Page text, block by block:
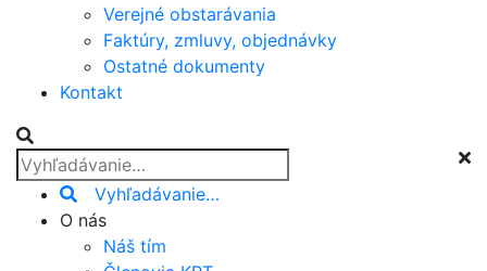
Verejné obstarávania
Faktúry, zmluvy, objednávky
Ostatné dokumenty
Kontakt
Vyhľadávanie…
O nás
Náš tím